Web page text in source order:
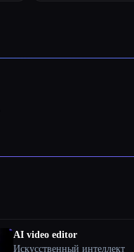
AI video editor
Искусственный интеллект